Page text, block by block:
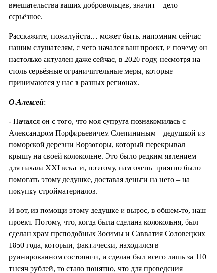
вмешательства ваших добровольцев, значит – дело
серьёзное.
Расскажите, пожалуйста… может быть, напомним сейчас
нашим слушателям, с чего начался ваш проект, и почему он
настолько актуален даже сейчас, в 2020 году, несмотря на
столь серьёзные ограничительные меры, которые
принимаются у нас в разных регионах.
О.Алексей:
- Начался он с того, что моя супруга познакомилась с
Александром Порфирьевичем Слепининым – дедушкой из
поморской деревни Ворзогоры, который перекрывал
крышу на своей колокольне. Это было редким явлением
для начала XXI века, и, поэтому, нам очень приятно было
помогать этому дедушке, доставая деньги на него – на
покупку стройматериалов.
И вот, из помощи этому дедушке и вырос, в общем-то, наш
проект. Потому, что, когда была сделана колокольня, был
сделан храм преподобных Зосимы и Савватия Соловецких
1850 года, который, фактически, находился в
руинированном состоянии, и сделан был всего лишь за 110
тысяч рублей, то стало понятно, что для проведения